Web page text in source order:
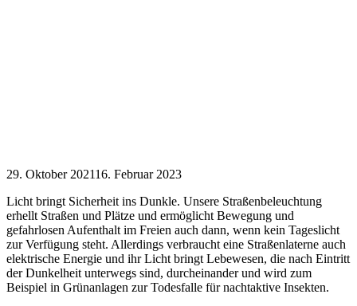
29. Oktober 202116. Februar 2023
Licht bringt Sicherheit ins Dunkle. Unsere Straßenbeleuchtung
erhellt Straßen und Plätze und ermöglicht Bewegung und
gefahrlosen Aufenthalt im Freien auch dann, wenn kein Tageslicht
zur Verfügung steht. Allerdings verbraucht eine Straßenlaterne auch
elektrische Energie und ihr Licht bringt Lebewesen, die nach Eintritt
der Dunkelheit unterwegs sind, durcheinander und wird zum
Beispiel in Grünanlagen zur Todesfalle für nachtaktive Insekten.